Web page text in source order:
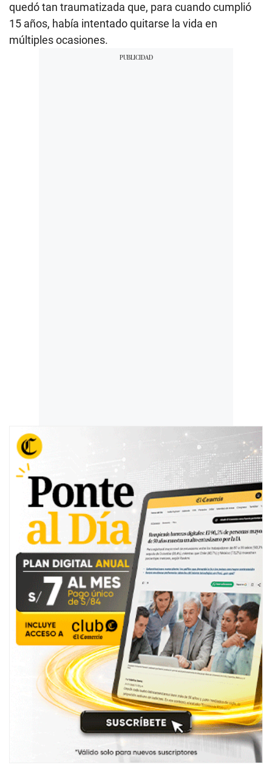
quedó tan traumatizada que, para cuando cumplió
15 años, había intentado quitarse la vida en
múltiples ocasiones.